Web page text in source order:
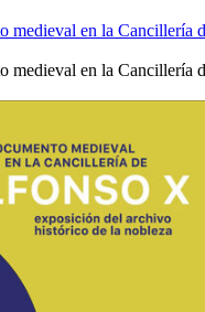
medieval en la Cancillería
medieval en la Cancillería